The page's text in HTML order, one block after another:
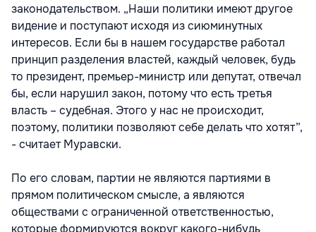
законодательством. „Наши политики имеют другое
видение и поступают исходя из сиюминутных
интересов. Если бы в нашем государстве работал
принцип разделения властей, каждый человек, будь
то президент, премьер-министр или депутат, отвечал
бы, если нарушил закон, потому что есть третья
власть – судебная. Этого у нас не происходит,
поэтому, политики позволяют себе делать что хотят”,
- считает Муравски.
По его словам, партии не являются партиями в
прямом политическом смысле, а являются
обществами с ограниченной ответственностью,
которые формируются вокруг какого-нибудь